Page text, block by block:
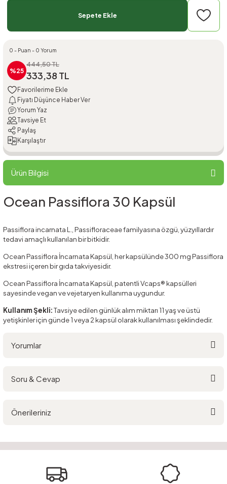
Sepete Ekle
0 - Puan - 0 Yorum
%25
444,50 TL
333,38 TL
Fiyatı Düşünce Haber Ver
Yorum Yaz
Tavsiye Et
Paylaş
Karşılaştır
Ürün Bilgisi
Ocean Passiflora 30 Kapsül
Passiflora incarnata L., Passifloraceae familyasına özgü, yüzyıllardır
tedavi amaçlı kullanılan bir bitkidir.
Ocean Passiflora İncarnata Kapsül, her kapsülünde 300 mg Passiflora
ekstresi içeren bir gıda takviyesidir.
Ocean Passiflora İncarnata Kapsül, patentli Vcaps® kapsülleri
sayesinde vegan ve vejetaryen kullanıma uygundur.
Kullanım Şekli:Tavsiye edilen günlük alım miktarı 11 yaş ve üstü
yetişkinler için günde 1 veya 2 kapsül olarak kullanılması şeklindedir.
Yorumlar
Soru & Cevap
Soru Sor
Önerileriniz
Görüş ve önerileriniz için teşekkür ederiz.